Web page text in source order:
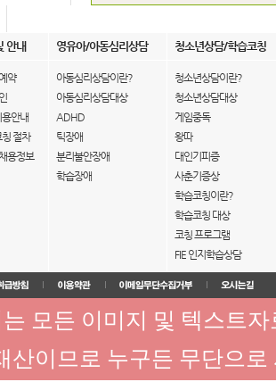
안내 영유아/아동심리상담 청소년상담/학습코칭
약
안내
절차
용정보
아동심리상담이란?
아동심리상담대상
ADHD
틱장애
분리불안장애
학습장애
청소년상담이란?
청소년상담대상
게임중독
왕따
대인기피증
사춘기증상
학습코칭이란?
학습코칭 대상
코칭 프로그램
FIE 인지학습상담
모든 이미지 및 텍스트
산이므로 누구든 무단으